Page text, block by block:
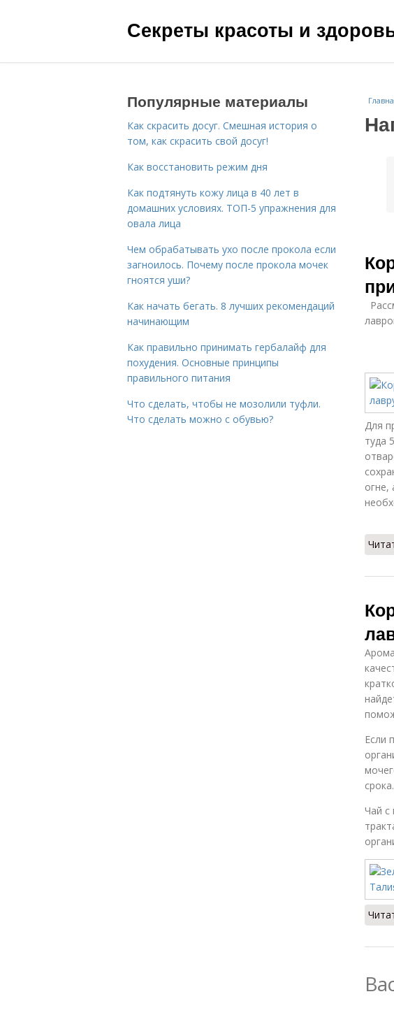
Секреты красоты и
Для
туда
огне,
Если
срока.
Чай с
Популярные материалы
Как скрасить досуг. Смешная история о
том, как скрасить свой досуг!
Как восстановить режим дня
Как подтянуть кожу лица в 40 лет в
домашних условиях. ТОП-5 упражнения для
овала лица
Чем обрабатывать ухо после прокола если
загноилось. Почему после прокола мочек
гноятся уши?
Как начать бегать. 8 лучших рекомендаций
начинающим
Как правильно принимать гербалайф для
похудения. Основные принципы
правильного питания
Что сделать, чтобы не мозолили туфли.
Что сделать можно с обувью?